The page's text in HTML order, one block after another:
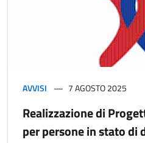
AVVISI 7 AGOSTO 2025
Realizzazione di
per persone in stato di